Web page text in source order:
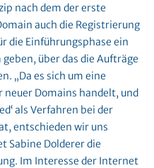
nach dem der erste
auch die Registrierung
die Einführungsphase ein
über das die Aufträge
„Da es sich um eine
Domains handelt, und
als Verfahren bei der
entschieden wir uns
Sabine Dolderer die
Im Interesse der Internet